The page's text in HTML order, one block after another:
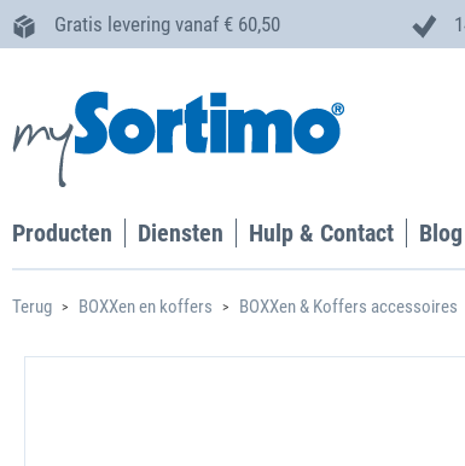
Gratis levering vanaf € 60,50
Producten Diensten Hulp & Contact Blog
Terug BOXXen en koffers BOXXen & Koffers accessoires